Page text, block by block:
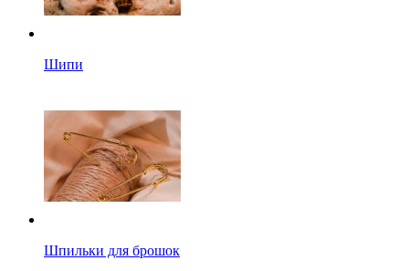
Шипи
Шпильки для брошок